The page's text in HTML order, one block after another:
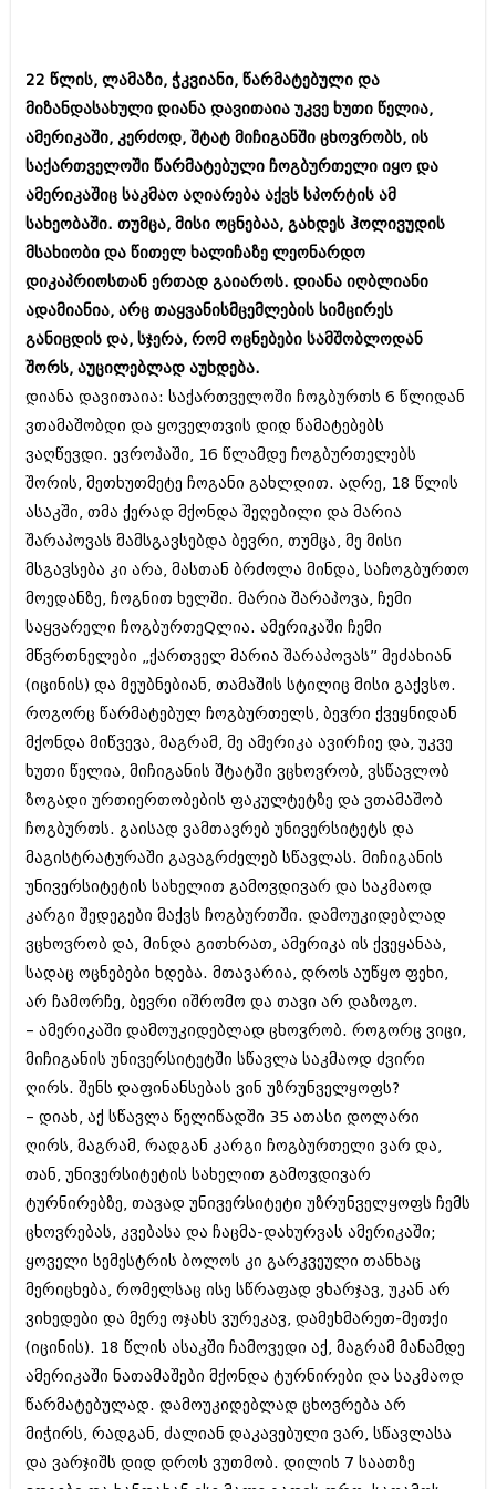
ბელადები
ბიზნესსიახლეები
გვარები
თემიდას სასწორი
კალეიდოსკოპი
ჰოროსკოპი და შეუცნობელი
კრიმინალი
რომანი და დეტექტივი
სახალისო ამბები
შოუბიზნესი
დაიჯესტი
ქალი და მამაკაცი
ისტორია
სხვადასხვა
ანონსი
არქივი
ივლისი 2018 (223)
ივნისი 2018 (244)
მაისი 2018 (211)
აპრილი 2018 (194)
მარტი 2018 (256)
თებერვალი 2018 (208)
იანვარი 2018 (215)
დეკემბერი 2017 (243)
ნოემბერი 2017 (212)
ოქტომბერი 2017 (231)
სექტემბერი 2017 (261)
აგვისტო 2017 (212)
ივნისი 2017 (265)
მაისი 2017 (216)
აპრილი 2017 (220)
მარტი 2017 (212)
თებერვალი 2017 (205)
იანვარი 2017 (246)
დეკემბერი 2016 (207)
ნოემბერი 2016 (207)
ოქტომბერი 2016 (257)
სექტემბერი 2016 (224)
აგვისტო 2016 (258)
ივლისი 2016 (211)
მაისი 2016 (261)
აპრილი 2016 (215)
მარტი 2016 (200)
თებერვალი 2016 (250)
თემიდას სასწორი
იუმორი
კალეიდოსკოპი
ჰოროსკოპი და შეუცნობელი
კრიმინალი
რომანი და დეტექტივი
სახალისო ამბები
შოუბიზნესი
დაიჯესტი
ქალი და მამაკაცი
ისტორია
სხვადასხვა
ანონსი
არქივი
ნოემბერი 2020 (103)
ოქტომბერი 2020 (209)
სექტემბერი 2020 (204)
ივლისი 2020 (204)
ივნისი 2020 (249)
არქივის ზომის ნახვა
22 წლის, ლამაზი, ჭკვიანი, წარმატებული და
მიზანდასახული დიანა დავითაია უკვე ხუთი წელია,
ამერიკაში, კერძოდ, შტატ მიჩიგანში ცხოვრობს, ის
საქართველოში წარმატებული ჩოგბურთელი იყო და
ამერიკაშიც საკმაო აღიარება აქვს სპორტის ამ
სახეობაში. თუმცა, მისი ოცნებაა, გახდეს ჰოლივუდის
მსახიობი და წითელ ხალიჩაზე ლეონარდო
დიკაპრიოსთან ერთად გაიაროს. დიანა იღბლიანი
ადამიანია, არც თაყვანისმცემლების სიმცირეს
განიცდის და, სჯერა, რომ ოცნებები სამშობლოდან
შორს, აუცილებლად აუხდება.
დიანა დავითაია: საქართველოში ჩოგბურთს 6 წლიდან
ვთამაშობდი და ყოველთვის დიდ წამატებებს
ვაღწევდი. ევროპაში, 16 წლამდე ჩოგბურთელებს
შორის, მეთხუთმეტე ჩოგანი გახლდით. ადრე, 18 წლის
ასაკში, თმა ქერად მქონდა შეღებილი და მარია
შარაპოვას მამსგავსებდა ბევრი, თუმცა, მე მისი
მსგავსება კი არა, მასთან ბრძოლა მინდა, საჩოგბურთო
მოედანზე, ჩოგნით ხელში. მარია შარაპოვა, ჩემი
საყვარელი ჩოგბურთეQლია. ამერიკაში ჩემი
მწვრთნელები „ქართველ მარია შარაპოვას” მეძახიან
(იცინის) და მეუბნებიან, თამაშის სტილიც მისი გაქვსო.
როგორც წარმატებულ ჩოგბურთელს, ბევრი ქვეყნიდან
მქონდა მიწვევა, მაგრამ, მე ამერიკა ავირჩიე და, უკვე
ხუთი წელია, მიჩიგანის შტატში ვცხოვრობ, ვსწავლობ
ზოგადი ურთიერთობების ფაკულტეტზე და ვთამაშობ
ჩოგბურთს. გაისად ვამთავრებ უნივერსიტეტს და
მაგისტრატურაში გავაგრძელებ სწავლას. მიჩიგანის
უნივერსიტეტის სახელით გამოვდივარ და საკმაოდ
კარგი შედეგები მაქვს ჩოგბურთში. დამოუკიდებლად
ვცხოვრობ და, მინდა გითხრათ, ამერიკა ის ქვეყანაა,
სადაც ოცნებები ხდება. მთავარია, დროს აუწყო ფეხი,
არ ჩამორჩე, ბევრი იშრომო და თავი არ დაზოგო.
– ამერიკაში დამოუკიდებლად ცხოვრობ. როგორც ვიცი,
მიჩიგანის უნივერსიტეტში სწავლა საკმაოდ ძვირი
ღირს. შენს დაფინანსებას ვინ უზრუნველყოფს?
– დიახ, აქ სწავლა წელიწადში 35 ათასი დოლარი
ღირს, მაგრამ, რადგან კარგი ჩოგბურთელი ვარ და,
თან, უნივერსიტეტის სახელით გამოვდივარ
ტურნირებზე, თავად უნივერსიტეტი უზრუნველყოფს ჩემს
ცხოვრებას, კვებასა და ჩაცმა-დახურვას ამერიკაში;
ყოველი სემესტრის ბოლოს კი გარკვეული თანხაც
მერიცხება, რომელსაც ისე სწრაფად ვხარჯავ, უკან არ
ვიხედები და მერე ოჯახს ვურეკავ, დამეხმარეთ-მეთქი
(იცინის). 18 წლის ასაკში ჩამოვედი აქ, მაგრამ მანამდე
ამერიკაში ნათამაშები მქონდა ტურნირები და საკმაოდ
წარმატებულად. დამოუკიდებლად ცხოვრება არ
მიჭირს, რადგან, ძალიან დაკავებული ვარ, სწავლასა
და ვარჯიშს დიდ დროს ვუთმობ. დილის 7 საათზე